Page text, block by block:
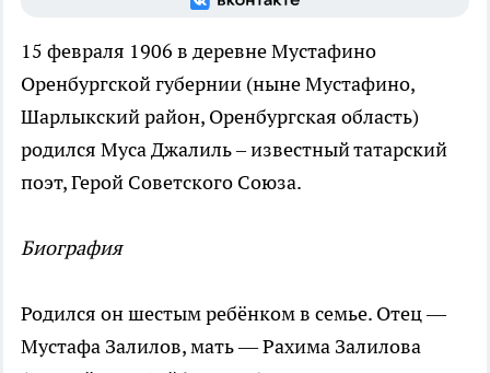
15 февраля 1906 в деревне Мустафино
Оренбургской губернии (ныне Мустафино,
Шарлыкский район, Оренбургская область)
родился Муса Джалиль – известный татарский
поэт, Герой Советского Союза.
Биография
Родился он шестым ребёнком в семье. Отец —
Мустафа Залилов, мать — Рахима Залилова